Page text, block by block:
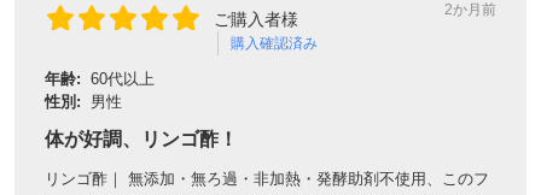
ご購入者様
購入確認済み
2か月前
年齢: 60代以上
性別:
男性
体が好調、リンゴ酢！
リンゴ酢｜ 無添加・無ろ過・非加熱・発酵助剤不使用、このフ